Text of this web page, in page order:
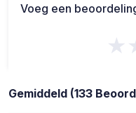
Voeg een
Gemiddeld (133